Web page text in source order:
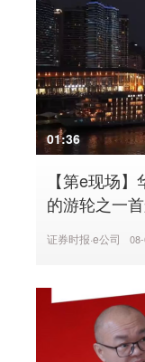
01:36
【第e现场
的游轮之一
证券时报·e公司